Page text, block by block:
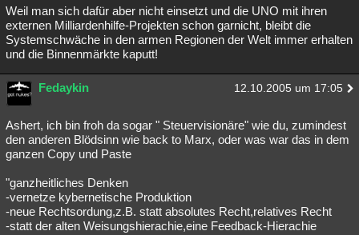
Weil man sich dafür aber nicht einsetzt und die UNO mit ihren
externen Milliardenhilfe-Projekten schon garnicht, bleibt die
Systemschwäche in den armen Regionen der Welt immer erhalten
und die Binnenmärkte kaputt!
Fedaykin 12.10.2005 um 17:05
Ashert, ich bin froh da sogar " Steuervisionäre" wie du, zumindest
den anderen Blödsinn wie back to Marx, oder was war das in dem
ganzen Copy und Paste
"ganzheitliches Denken
-vernetze kybernetische Produktion
-neue Rechtsordung,z.B. statt absolutes Recht,relatives Recht
-statt der alten Weisungshierachie,eine Feedback-Hierachie